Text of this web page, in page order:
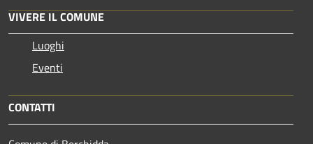
VIVERE IL COMUNE
Luoghi
Eventi
CONTATTI